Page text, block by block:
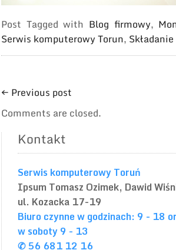
Post Tagged with Blog firmowy,
Serwis komputerowy Torun,
← Previous post
Comments are closed.
Kontakt
Serwis komputerowy Toruń
Ipsum Tomasz Ozimek, Dawid
ul. Kozacka 17-19
Biuro czynne w godzinach: 9 - 18
w soboty 9 - 13
✆ 56 681 12 16